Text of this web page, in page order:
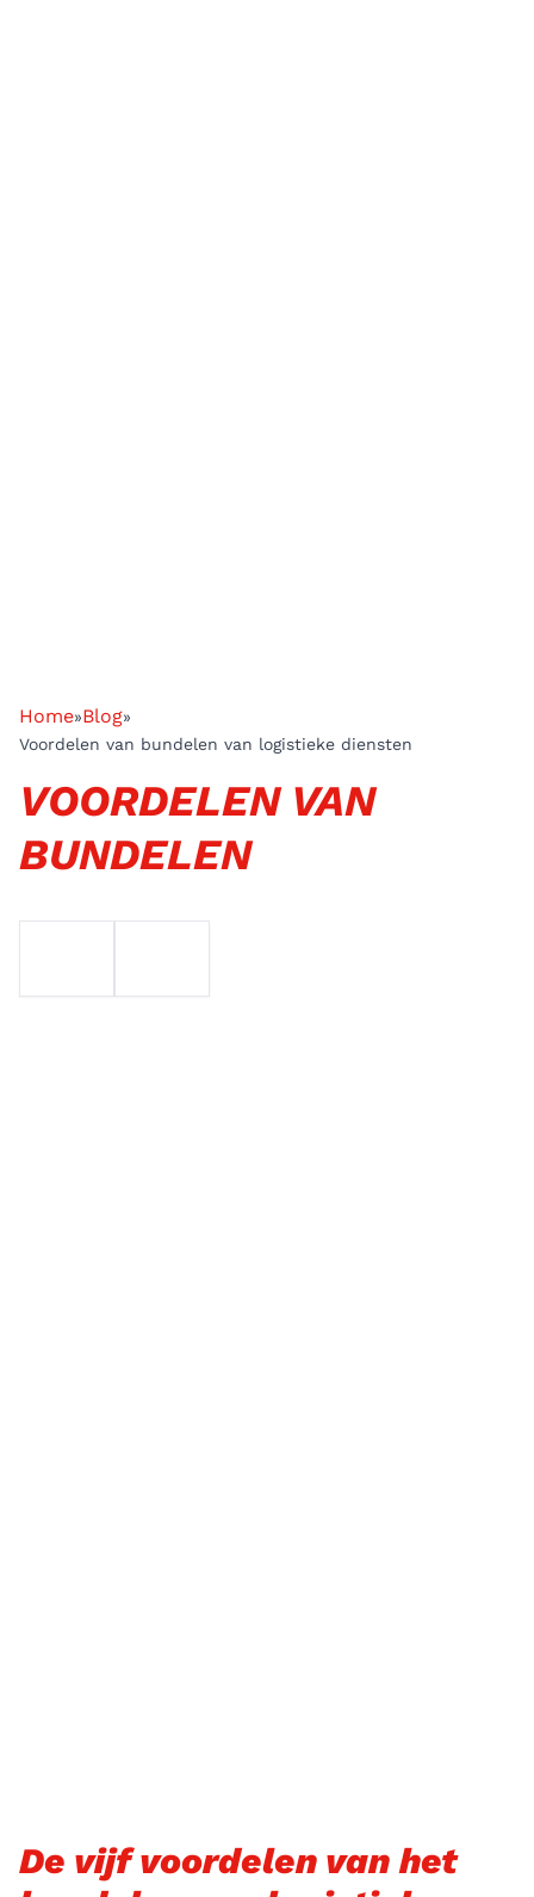
Home»Blog»
Voordelen van bundelen van logistieke diensten
VOORDELEN VAN
BUNDELEN
De vijf voordelen van het